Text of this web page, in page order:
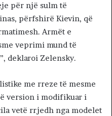
për një sulm të
përfshirë Kievin, që
Armët e
veprimi mund të
deklaroi Zelensky.
me rreze të mesme
version i modifikuar i
vetë rrjedh nga modelet